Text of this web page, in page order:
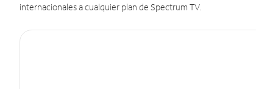
internacionales a cualquier plan de Spectrum TV.